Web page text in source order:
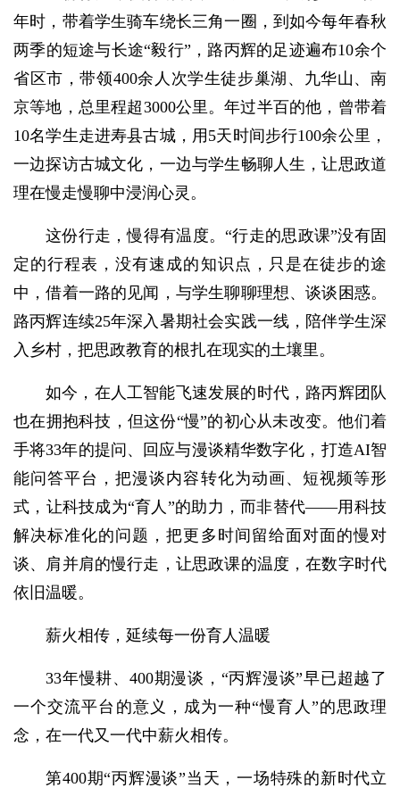
年时，带着学生骑车绕长三角一圈，到如今每年春秋
两季的短途与长途“毅行”，路丙辉的足迹遍布10余个
省区市，带领400余人次学生徒步巢湖、九华山、南
京等地，总里程超3000公里。年过半百的他，曾带着
10名学生走进寿县古城，用5天时间步行100余公里，
一边探访古城文化，一边与学生畅聊人生，让思政道
理在慢走慢聊中浸润心灵。
这份行走，慢得有温度。“行走的思政课”没有固
定的行程表，没有速成的知识点，只是在徒步的途
中，借着一路的见闻，与学生聊聊理想、谈谈困惑。
路丙辉连续25年深入暑期社会实践一线，陪伴学生深
入乡村，把思政教育的根扎在现实的土壤里。
如今，在人工智能飞速发展的时代，路丙辉团队
也在拥抱科技，但这份“慢”的初心从未改变。他们着
手将33年的提问、回应与漫谈精华数字化，打造AI智
能问答平台，把漫谈内容转化为动画、短视频等形
式，让科技成为“育人”的助力，而非替代——用科技
解决标准化的问题，把更多时间留给面对面的慢对
谈、肩并肩的慢行走，让思政课的温度，在数字时代
依旧温暖。
薪火相传，延续每一份育人温暖
33年慢耕、400期漫谈，“丙辉漫谈”早已超越了
一个交流平台的意义，成为一种“慢育人”的思政理
念，在一代又一代中薪火相传。
第400期“丙辉漫谈”当天，一场特殊的新时代立